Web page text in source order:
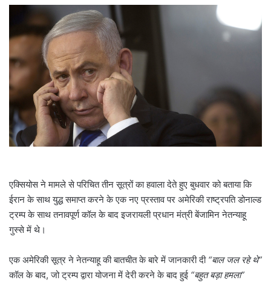
a
n
e
m
a
i
l
एक्सियोस ने मामले से परिचित तीन सूत्रों का हवाला देते हुए बुधवार को बताया कि
ईरान के साथ युद्ध समाप्त करने के एक नए प्रस्ताव पर अमेरिकी राष्ट्रपति डोनाल्ड
ट्रम्प के साथ तनावपूर्ण कॉल के बाद इजरायली प्रधान मंत्री बेंजामिन नेतन्याहू
गुस्से में थे।
एक अमेरिकी सूत्र ने नेतन्याहू की बातचीत के बारे में जानकारी दी “बाल जल रहे थे”
कॉल के बाद, जो ट्रम्प द्वारा योजना में देरी करने के बाद हुई “बहुत बड़ा हमला”